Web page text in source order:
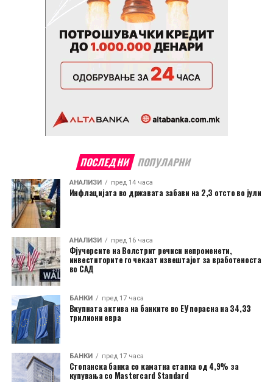
ПОСЛЕДНИ ПОПУЛАРНИ
АНАЛИЗИ пред 14 часа
Инфлацијата во државата забави на 2,3 отсто во јули
АНАЛИЗИ пред 16 часа
Фјучерсите на Волстрит речиси непроменети,
инвеститорите го чекаат извештајот за вработеноста
во САД
БАНКИ пред 17 часа
Вкупната актива на банките во ЕУ порасна на 34,33
трилиони евра
БАНКИ пред 17 часа
Стопанска банка со каматна стапка од 4,9% за
купувања со Mastercard Standard